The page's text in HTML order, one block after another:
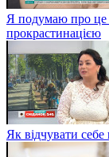
Я подумаю про це
прокрастинацією
Як відчувати